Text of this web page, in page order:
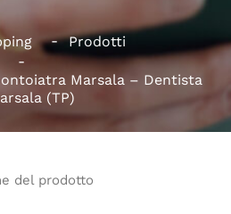
Prodotti
Marsala – Dentista
(TP)